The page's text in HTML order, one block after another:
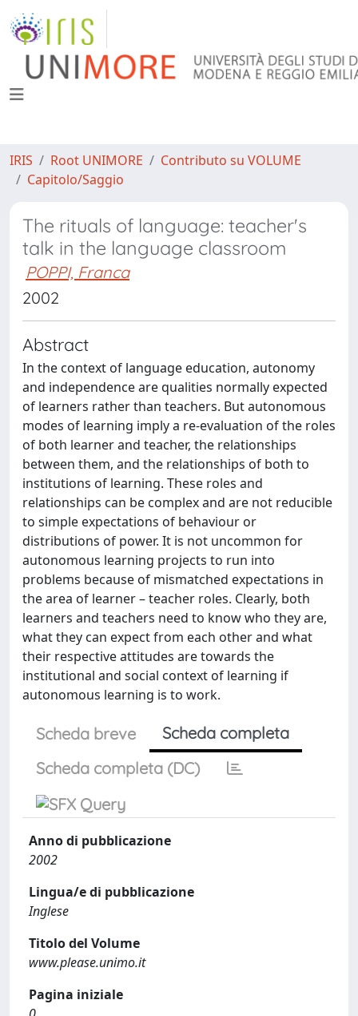
IRIS Root UNIMORE
Contributo su VOLUME
Capitolo/Saggio
The rituals of language: teacher's
talk in the language classroom
POPPI, Franca
2002
Abstract
In the context of language education, autonomy
and independence are qualities normally expected
of learners rather than teachers. But autonomous
modes of learning imply a re-evaluation of the roles
of both learner and teacher, the relationships
between them, and the relationships of both to
institutions of learning. These roles and
relationships can be complex and are not reducible
to simple expectations of behaviour or
distributions of power. It is not uncommon for
autonomous learning projects to run into
problems because of mismatched expectations in
the area of learner – teacher roles. Clearly, both
learners and teachers need to know who they are,
what they can expect from each other and what
their respective attitudes are towards the
institutional and social context of learning if
autonomous learning is to work.
Scheda breve
Scheda completa
Scheda completa (DC)
Anno di pubblicazione
2002
Lingua/e di pubblicazione
Inglese
Titolo del Volume
www.please.unimo.it
Pagina iniziale